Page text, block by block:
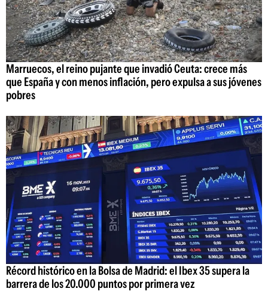
Marruecos, el reino pujante que invadió Ceuta: crece más
que España y con menos inflación, pero expulsa a sus jóvenes
pobres
Récord histórico en la Bolsa de Madrid: el Ibex 35 supera la
barrera de los 20.000 puntos por primera vez